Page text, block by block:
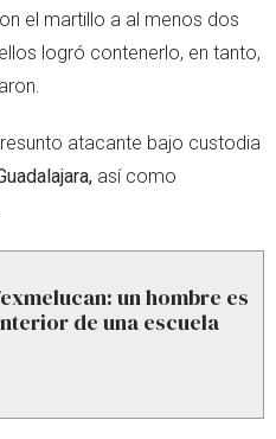
el martillo a al menos dos
logró contenerlo, en tanto,
atacante bajo custodia
así como
un hombre es
de una escuela